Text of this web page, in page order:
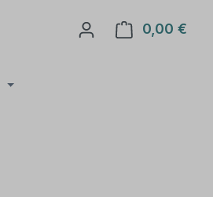
0,00 €